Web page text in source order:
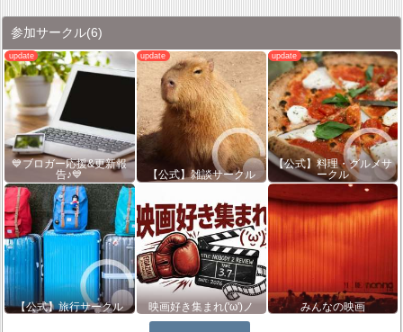
参加サークル(6)
💙ブロガー応援&更新報
告♪💙
【公式】雑談サークル
【公式】料理・グルメサ
ークル
【公式】旅行サークル 映画好き集まれ('ω')ノ みんなの映画